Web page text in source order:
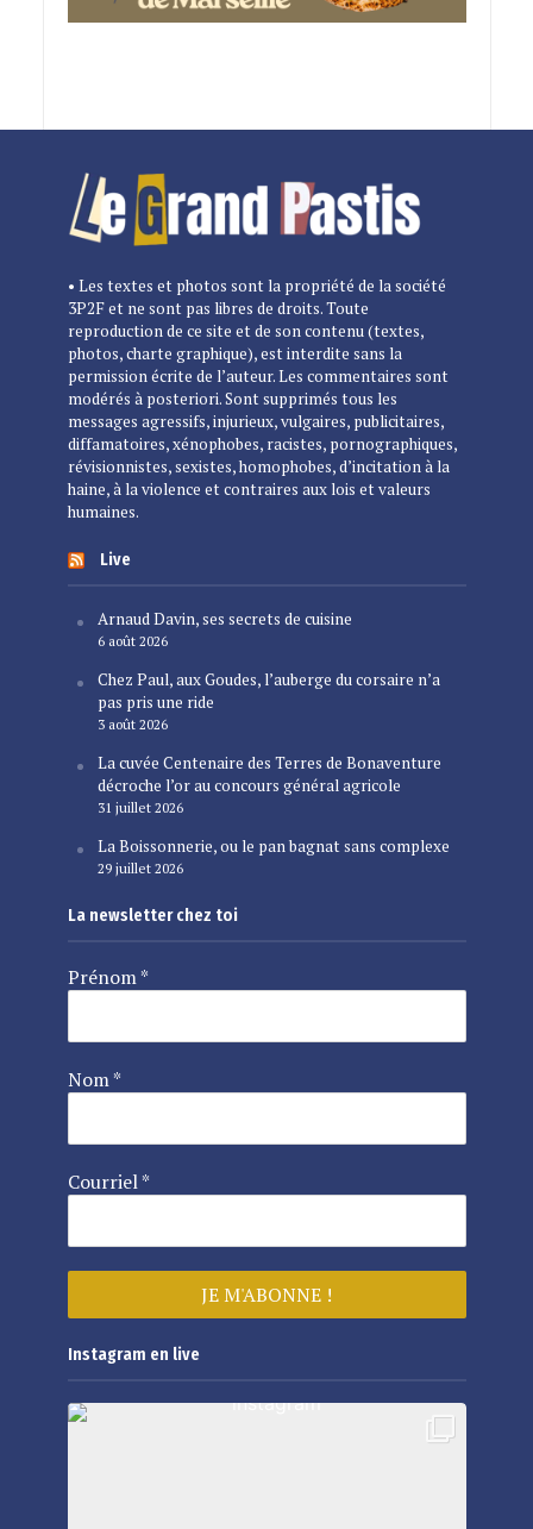
• Les textes et photos sont la propriété de la société
3P2F et ne sont pas libres de droits. Toute
reproduction de ce site et de son contenu (textes,
photos, charte graphique), est interdite sans la
permission écrite de l’auteur. Les commentaires sont
modérés à posteriori. Sont supprimés tous les
messages agressifs, injurieux, vulgaires, publicitaires,
diffamatoires, xénophobes, racistes, pornographiques,
révisionnistes, sexistes, homophobes, d’incitation à la
haine, à la violence et contraires aux lois et valeurs
humaines.
Live
Arnaud Davin, ses secrets de cuisine
6 août 2026
Chez Paul, aux Goudes, l’auberge du corsaire n’a
pas pris une ride
3 août 2026
La cuvée Centenaire des Terres de Bonaventure
décroche l’or au concours général agricole
31 juillet 2026
La Boissonnerie, ou le pan bagnat sans complexe
29 juillet 2026
La newsletter chez toi
Prénom*
Nom*
Courriel*
Instagram en live